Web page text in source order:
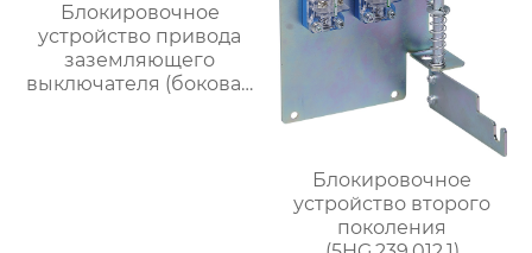
Блокировочное
устройство привода
заземляющего
выключателя (боковая
Блокировочное
устройство второго
поколения